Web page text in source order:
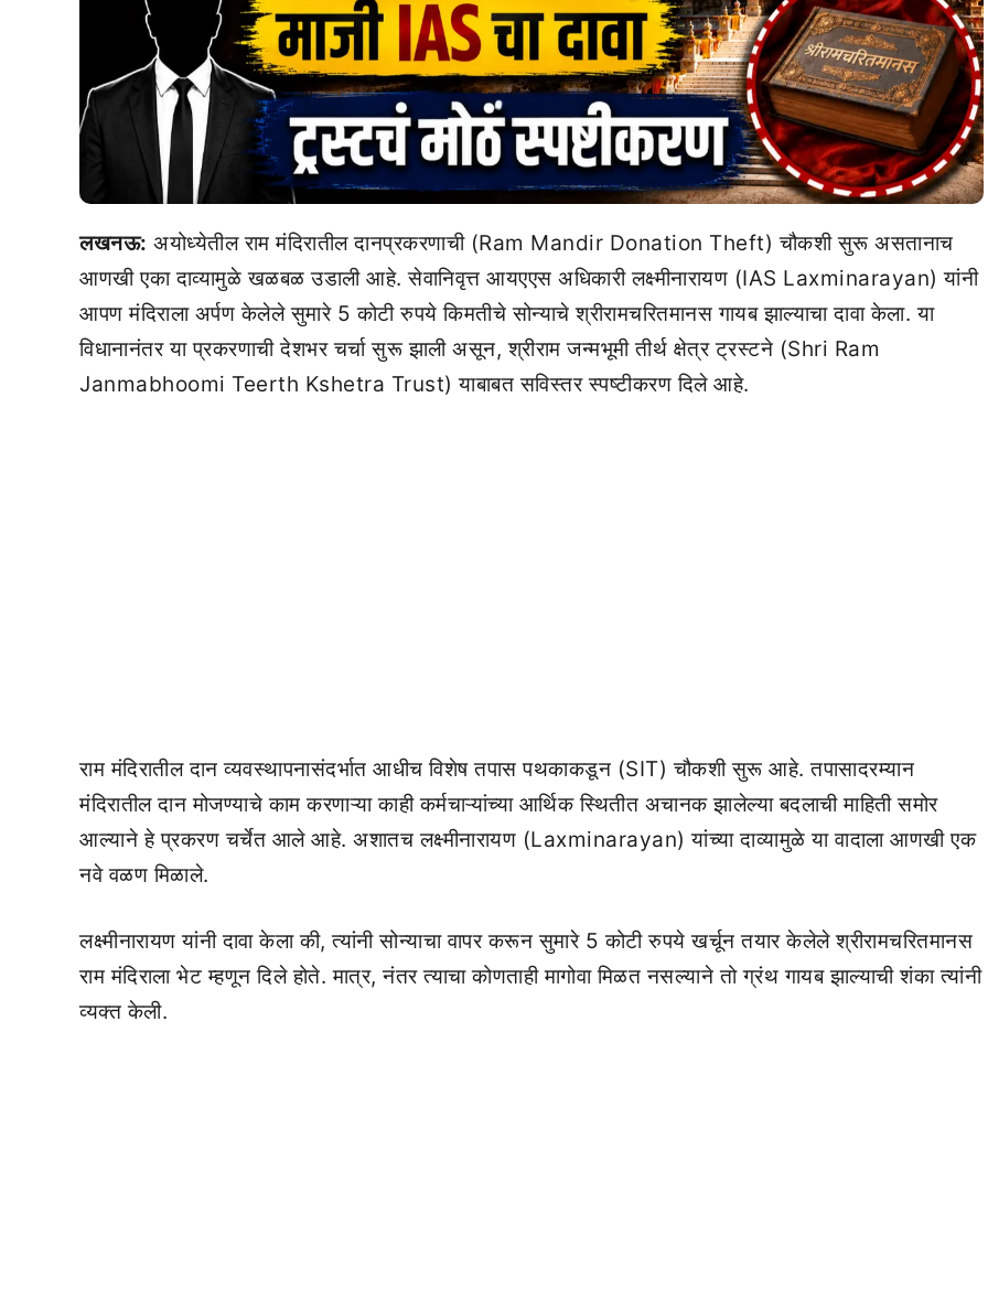
लखनऊ: अयोध्येतील राम मंदिरातील दानप्रकरणाची (Ram Mandir Donation Theft) चौकशी सुरू असतानाच
आणखी एका दाव्यामुळे खळबळ उडाली आहे. सेवानिवृत्त आयएएस अधिकारी लक्ष्मीनारायण (IAS Laxminarayan) यांनी
आपण मंदिराला अर्पण केलेले सुमारे 5 कोटी रुपये किमतीचे सोन्याचे श्रीरामचरितमानस गायब झाल्याचा दावा केला. या
विधानानंतर या प्रकरणाची देशभर चर्चा सुरू झाली असून, श्रीराम जन्मभूमी तीर्थ क्षेत्र ट्रस्टने (Shri Ram
Janmabhoomi Teerth Kshetra Trust) याबाबत सविस्तर स्पष्टीकरण दिले आहे.
राम मंदिरातील दान व्यवस्थापनासंदर्भात आधीच विशेष तपास पथकाकडून (SIT) चौकशी सुरू आहे. तपासादरम्यान
मंदिरातील दान मोजण्याचे काम करणाऱ्या काही कर्मचाऱ्यांच्या आर्थिक स्थितीत अचानक झालेल्या बदलाची माहिती समोर
आल्याने हे प्रकरण चर्चेत आले आहे. अशातच लक्ष्मीनारायण (Laxminarayan) यांच्या दाव्यामुळे या वादाला आणखी एक
नवे वळण मिळाले.
लक्ष्मीनारायण यांनी दावा केला की, त्यांनी सोन्याचा वापर करून सुमारे 5 कोटी रुपये खर्चून तयार केलेले श्रीरामचरितमानस
राम मंदिराला भेट म्हणून दिले होते. मात्र, नंतर त्याचा कोणताही मागोवा मिळत नसल्याने तो ग्रंथ गायब झाल्याची शंका त्यांनी
व्यक्त केली.